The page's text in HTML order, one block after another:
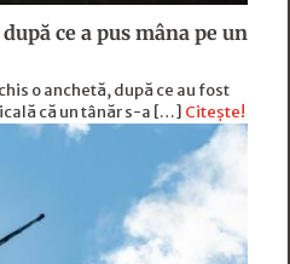
ce a pus mâna pe un
o anchetă, după ce au fost
că un tânăr s-a […] Citește!